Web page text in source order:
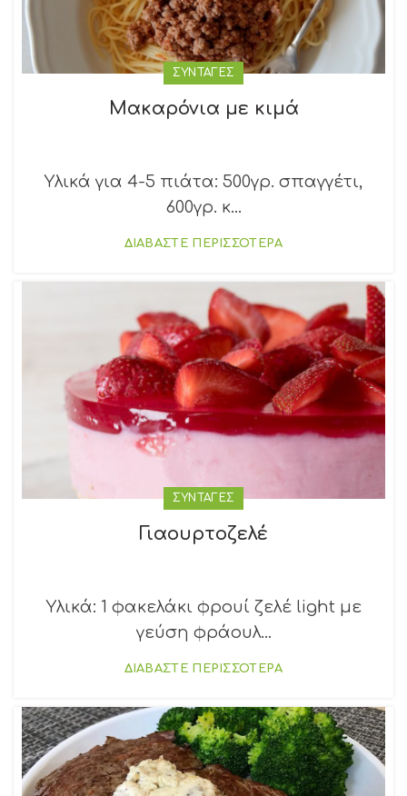
ΣΥΝΤΑΓΕΣ
Μακαρόνια με κιμά
Υλικά για 4-5 πιάτα: 500γρ. σπαγγέτι,
600γρ. κ...
ΔΙΑΒΑΣΤΕ ΠΕΡΙΣΣΟΤΕΡΑ
ΣΥΝΤΑΓΕΣ
Γιαουρτοζελέ
Υλικά: 1 φακελάκι φρουί ζελέ light με
γεύση φράουλ...
ΔΙΑΒΑΣΤΕ ΠΕΡΙΣΣΟΤΕΡΑ